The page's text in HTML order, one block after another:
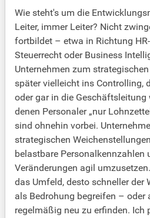
Wie steht's um die
Leiter, immer Leiter? Nicht
fortbildet – etwa in Richtung
Steuerrecht oder Business
Unternehmen zum
später vielleicht ins Controlling,
oder gar in die Geschäftsleitung
denen Personaler „nur
sind ohnehin vorbei.
strategischen
belastbare Personalkennzahlen
Veränderungen agil
das Umfeld, desto schneller der
als Bedrohung begreifen – oder
regelmäßig neu zu erfinden. Ich